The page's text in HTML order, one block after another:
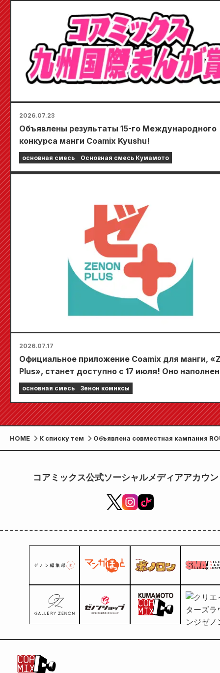
2026.07.23
Объявлены результаты 15-го Международного
конкурса манги Coamix Kyushu!
основная смесь Основная смесь Кумамото
2026.07.17
Официальное приложение Coamix для манги,
Plus», станет доступно с 17 июля! Оно
функциями, которые не дадут вам заскучать,
включая «Выберите свою первую бесплатную
главу» и «Ежедневные обновления»!
основная смесь Зенон комиксы
HOME К списку тем
Объявлена совместная кампания
コアミックス公式ソーシャルメディアアカウ